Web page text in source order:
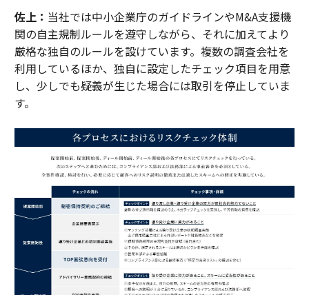
佐上： 当社では中小企業庁のガイドラインやM&A支援機
関の自主規制ルールを遵守しながら、それに加えてより
厳格な独自のルールを設けています。複数の調査会社を
利用しているほか、独自に設定したチェック項目を用意
し、少しでも疑義が生じた場合には取引を停止していま
す。